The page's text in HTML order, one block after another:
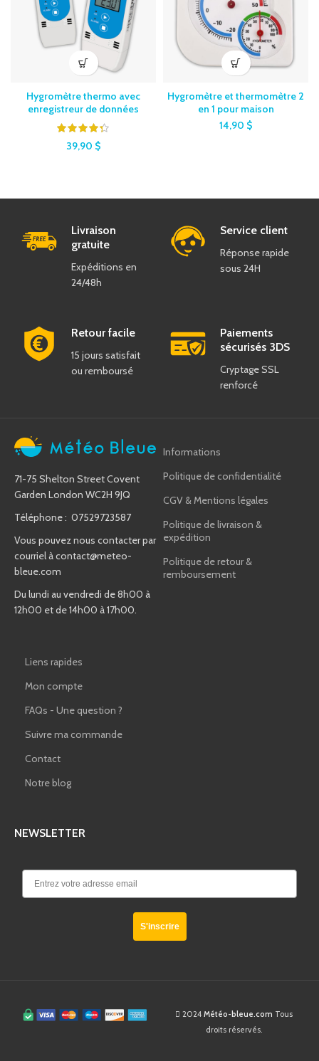
Hygromètre thermo avec
enregistreur de données
39,90 $
Hygromètre et thermomètre 2
en 1 pour maison
14,90 $
Livraison
gratuite
Expéditions en
24/48h
Service client
Réponse rapide
sous 24H
Retour facile
15 jours satisfait
ou remboursé
Paiements
sécurisés 3DS
Cryptage SSL
renforcé
71-75 Shelton Street Covent
Garden London WC2H 9JQ
Téléphone : 07529723587
Vous pouvez nous contacter par
courriel àcontact@meteo-
bleue.com
Du lundi au vendredi de 8h00 à
12h00 et de 14h00 à 17h00.
Informations
Politique de confidentialité
CGV & Mentions légales
Politique de livraison &
expédition
Politique de retour &
remboursement
Liens rapides
Mon compte
FAQs - Une question ?
Suivre ma commande
Contact
Notre blog
NEWSLETTER
S'inscrire
2024 Météo-bleue.com Tous
droits réservés.